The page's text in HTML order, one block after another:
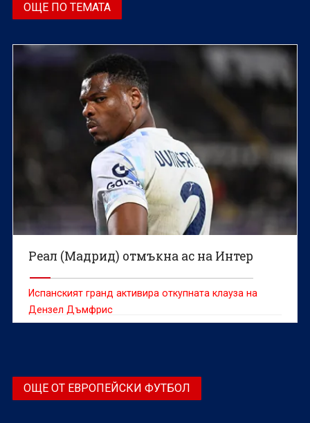
ОЩЕ ПО ТЕМАТА
Реал (Мадрид) отмъкна ас на Интер
Испанският гранд активира откупната клауза на
Дензел Дъмфрис
ОЩЕ ОТ ЕВРОПЕЙСКИ ФУТБОЛ